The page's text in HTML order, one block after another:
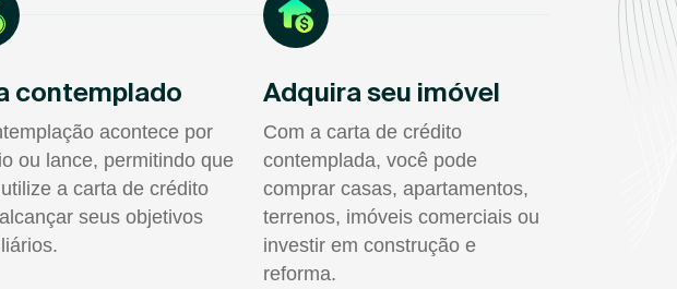
contemplado
acontece por
ou lance, permitindo que
a carta de crédito
seus objetivos
Adquira seu imóvel
Com a carta de crédito
contemplada, você pode
comprar casas, apartamentos,
terrenos, imóveis comerciais ou
investir em construção e
reforma.